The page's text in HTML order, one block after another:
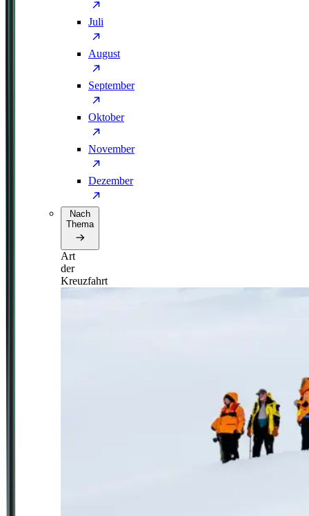
Juli
August
September
Oktober
November
Dezember
Nach
Thema
Art
der
Kreuzfahrt